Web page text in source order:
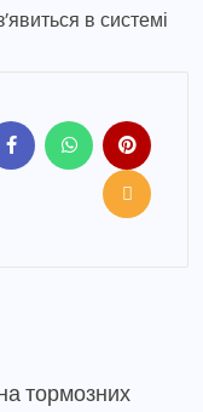
в системі
тормозних